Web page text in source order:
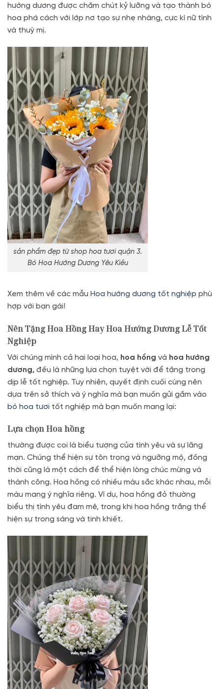
hướng dương được chăm chút kỷ lưỡng và tạo thành bó
hoa phá cách với lớp nơ tạo sự nhẹ nhàng, cực kì nữ tình
và thuỳ mị.
sản phẩm đẹp từ shop hoa tươi quận 3.
Bó Hoa Hướng Dương Yêu Kiều
Xem thêm về các mẫu Hoa hướng dương tốt nghiệp phù
hợp với bạn gái!
Nên Tặng Hoa Hồng Hay Hoa Hướng Dương Lễ Tốt
Nghiệp
Với chúng mình cả hai loại hoa, hoa hồng và hoa hướng
dương, đều là những lựa chọn tuyệt vời để tặng trong
dịp lễ tốt nghiệp. Tuy nhiên, quyết định cuối cùng nên
dựa trên sở thích và ý nghĩa mà bạn muốn gửi gắm vào
bó hoa tươi tốt nghiệp mà bạn muốn mang lại:
Lựa chọn Hoa hồng
thường được coi là biểu tượng của tình yêu và sự lãng
mạn. Chúng thể hiện sự tôn trọng và ngưỡng mộ, đồng
thời cũng là một cách để thể hiện lòng chúc mừng và
thành công. Hoa hồng có nhiều màu sắc khác nhau, mỗi
màu mang ý nghĩa riêng. Ví dụ, hoa hồng đỏ thường
biểu thị tình yêu đam mê, trong khi hoa hồng trắng thể
hiện sự trong sáng và tinh khiết.